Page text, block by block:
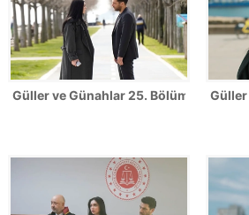
Güller ve Günahlar 25. Bölüm